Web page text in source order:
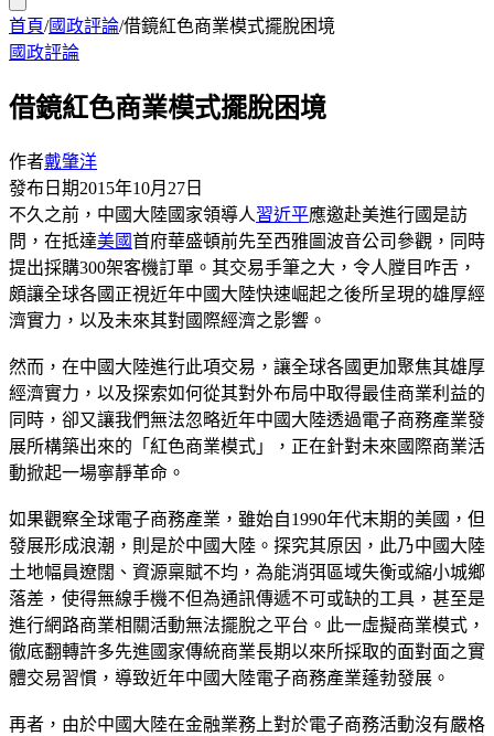
首頁/國政評論/借鏡紅色商業模式擺脫困境
國政評論
借鏡紅色商業模式擺脫困境
作者戴肇洋
發布日期2015年10月27日
不久之前，中國大陸國家領導人習近平應邀赴美進行國是訪
問，在抵達美國首府華盛頓前先至西雅圖波音公司參觀，同時
提出採購300架客機訂單。其交易手筆之大，令人膛目咋舌，
頗讓全球各國正視近年中國大陸快速崛起之後所呈現的雄厚經
濟實力，以及未來其對國際經濟之影響。
然而，在中國大陸進行此項交易，讓全球各國更加聚焦其雄厚
經濟實力，以及探索如何從其對外布局中取得最佳商業利益的
同時，卻又讓我們無法忽略近年中國大陸透過電子商務產業發
展所構築出來的「紅色商業模式」，正在針對未來國際商業活
動掀起一場寧靜革命。
如果觀察全球電子商務產業，雖始自1990年代末期的美國，但
發展形成浪潮，則是於中國大陸。探究其原因，此乃中國大陸
土地幅員遼闊、資源稟賦不均，為能消弭區域失衡或縮小城鄉
落差，使得無線手機不但為通訊傳遞不可或缺的工具，甚至是
進行網路商業相關活動無法擺脫之平台。此一虛擬商業模式，
徹底翻轉許多先進國家傳統商業長期以來所採取的面對面之實
體交易習慣，導致近年中國大陸電子商務產業蓬勃發展。
再者，由於中國大陸在金融業務上對於電子商務活動沒有嚴格